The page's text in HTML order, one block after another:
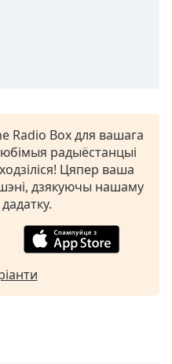
Radio Box для вашага
радыёстанцыі
Цяпер ваша
дзякуючы нашаму